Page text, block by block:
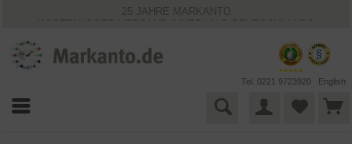
25 JAHRE MARKANTO
KOSTENLOSER VERSAND INNERHALB DEUTSCHLANDS
VIELFÄLTIGE ZAHLUNGSMÖGLICHKEITEN
BESTPRICE-GARANTIE
Tel. 0221 9723920 English